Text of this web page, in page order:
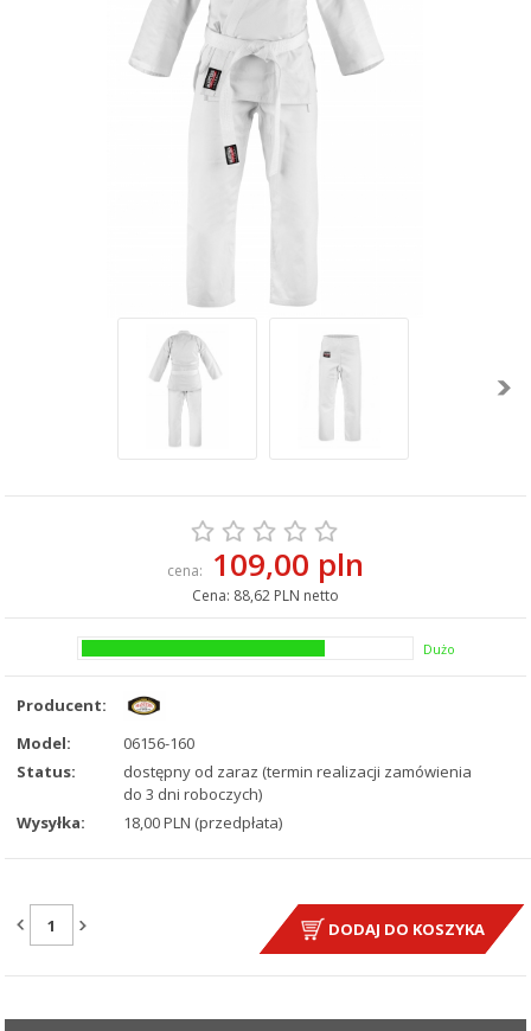
cena: 109,00 pln
Cena: 88,62 PLN netto
Dużo
Producent:
Model:
06156-160
Status:
dostępny od zaraz (termin realizacji zamówienia
do 3 dni roboczych)
Wysyłka:
18,00 PLN (przedpłata)
DODAJ DO KOSZYKA
ILOŚĆ: